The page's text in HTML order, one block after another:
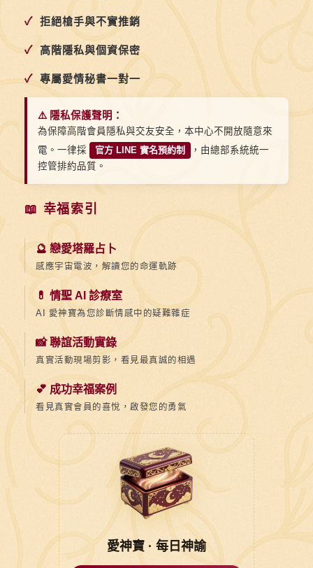
✓ 拒絕槍手與不實推銷
✓ 高階隱私與個資保密
✓ 專屬愛情秘書一對一
⚠️ 隱私保護聲明：
為保障高階會員隱私與交友安全，本中心不開放隨意來
電。一律採
官方 LINE 實名預約制
，由總部系統統一
控管排約品質。
📖 幸福索引
🔮 戀愛塔羅占卜
感應宇宙電波，解讀您的命運軌跡
💊 情聖 AI 診療室
AI 愛神寶為您診斷情感中的疑難雜症
📸 聯誼活動實錄
真實活動現場剪影，看見最真誠的相遇
💕 成功幸福案例
看見真實會員的喜悅，啟發您的勇氣
愛神寶 · 每日神諭